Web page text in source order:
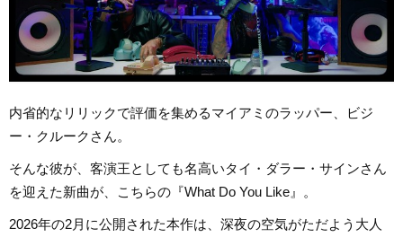
内省的なリリックで評価を集めるマイアミのラッパー、ビジ
ー・クルークさん。
そんな彼が、客演王としても名高いタイ・ダラー・サインさん
を迎えた新曲が、こちらの『What Do You Like』。
2026年の2月に公開された本作は、深夜の空気がただよう大人